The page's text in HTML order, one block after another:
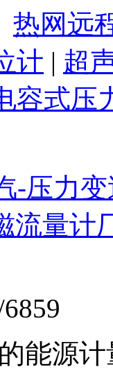
热网远
计 | 超
容式压
能源